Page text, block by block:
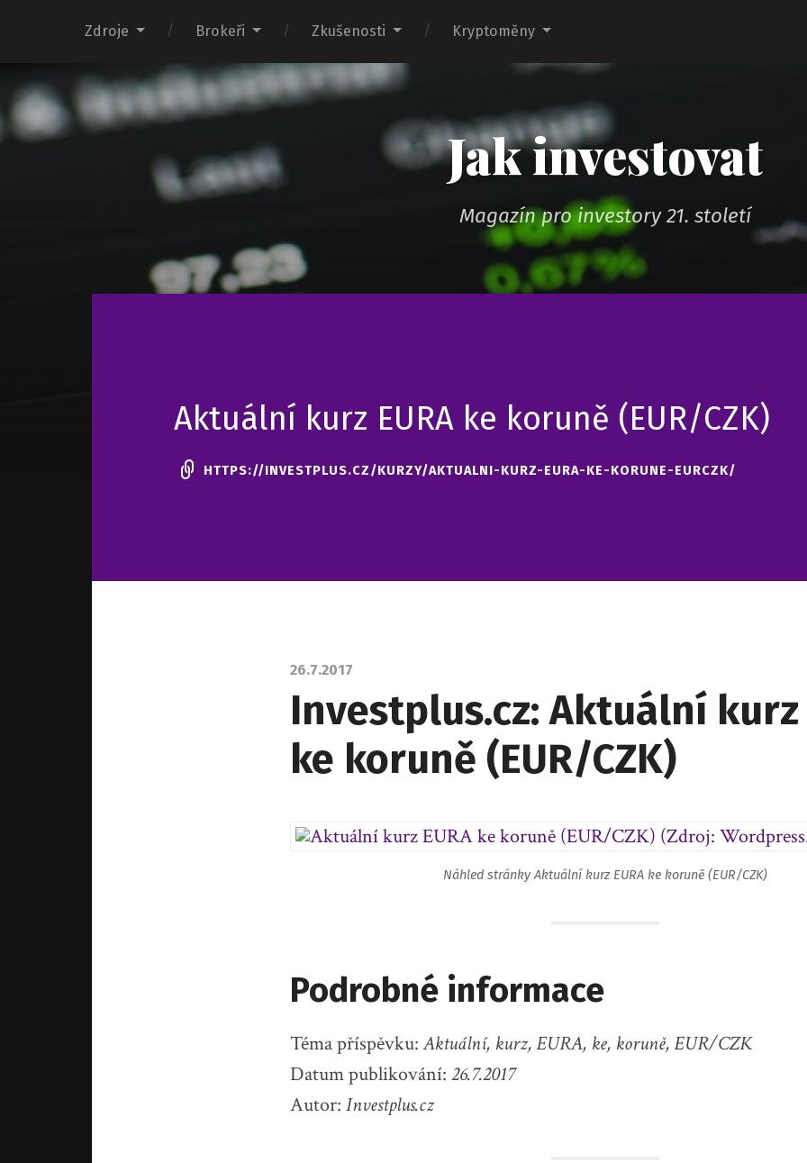
Zdroje Brokeři Zkušenosti Kryptoměny
Jak investovat
Magazín pro investory 21. století
Aktuální kurz EURA ke koruně (EUR/CZK)
HTTPS://INVESTPLUS.CZ/KURZY/AKTUALNI-KURZ-EURA-KE-KORUNE-EURCZK/
26.7.2017
Investplus.cz: Aktuální kurz
ke koruně (EUR/CZK)
Náhled stránky Aktuální kurz EURA ke koruně (EUR/CZK)
Podrobné informace
Téma příspěvku:Aktuální, kurz, EURA, ke, koruně, EUR/CZK
Datum publikování: 26.7.2017
Autor: Investplus.cz